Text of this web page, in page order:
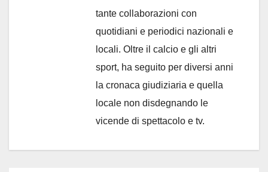
tante collaborazioni con
quotidiani e periodici nazionali e
locali. Oltre il calcio e gli altri
sport, ha seguito per diversi anni
la cronaca giudiziaria e quella
locale non disdegnando le
vicende di spettacolo e tv.